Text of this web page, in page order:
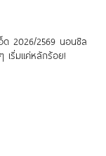
ด 2026/2569 นอนชิล
เริ่มแค่หลักร้อย!